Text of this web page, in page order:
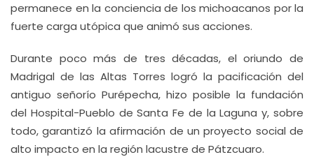
permanece en la conciencia de los michoacanos por la
fuerte carga utópica que animó sus acciones.
Durante poco más de tres décadas, el oriundo de
Madrigal de las Altas Torres logró la pacificación del
antiguo señorío Purépecha, hizo posible la fundación
del Hospital-Pueblo de Santa Fe de la Laguna y, sobre
todo, garantizó la afirmación de un proyecto social de
alto impacto en la región lacustre de Pátzcuaro.